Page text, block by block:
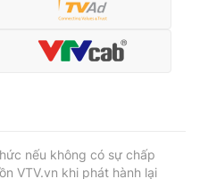
nếu không có sự chấp
VTV.vn khi phát hành lại